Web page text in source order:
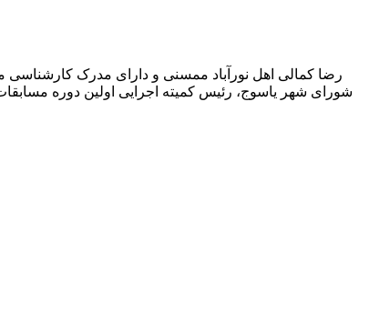
رضا کمالی اهل نورآباد ممسنی و دارای مدرک
شورای شهر یاسوج، رئیس کمیته اجرایی اولین دوره